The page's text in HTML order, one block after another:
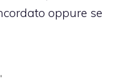
oppure se